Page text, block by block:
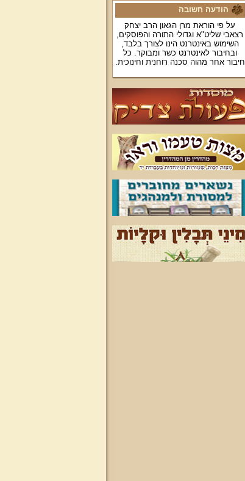
הודעה חשובה
על פי הוראת מרן הגאון הרב יצחק
רצאבי שליט"א וגדולי התורה והפוסקים,
השימוש באינטרנט הינו לצורך בלבד,
ובחיבור לאינטרנט כשר ומבוקר. כל
חיבור אחר מהוה סכנה רוחנית וחינוכית.